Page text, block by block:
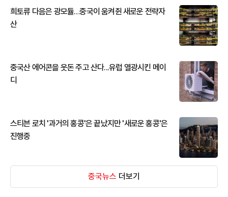
희토류 다음은 광모듈…중국이 움켜쥔 새로운 전략자
산
중국산 에어콘을 웃돈 주고 산다...유럽 열광시킨 메이
디
스티븐 로치 '과거의 홍콩'은 끝났지만 '새로운 홍콩'은
진행중
중국뉴스 더보기